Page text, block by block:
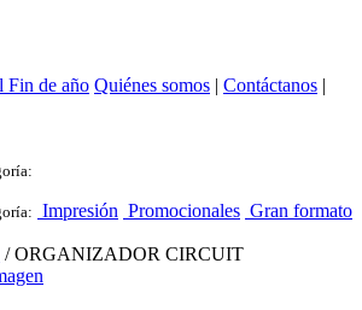
Fin de año Quiénes somos | Contáctanos |
Impresión Promocionales Gran formato
/ ORGANIZADOR CIRCUIT